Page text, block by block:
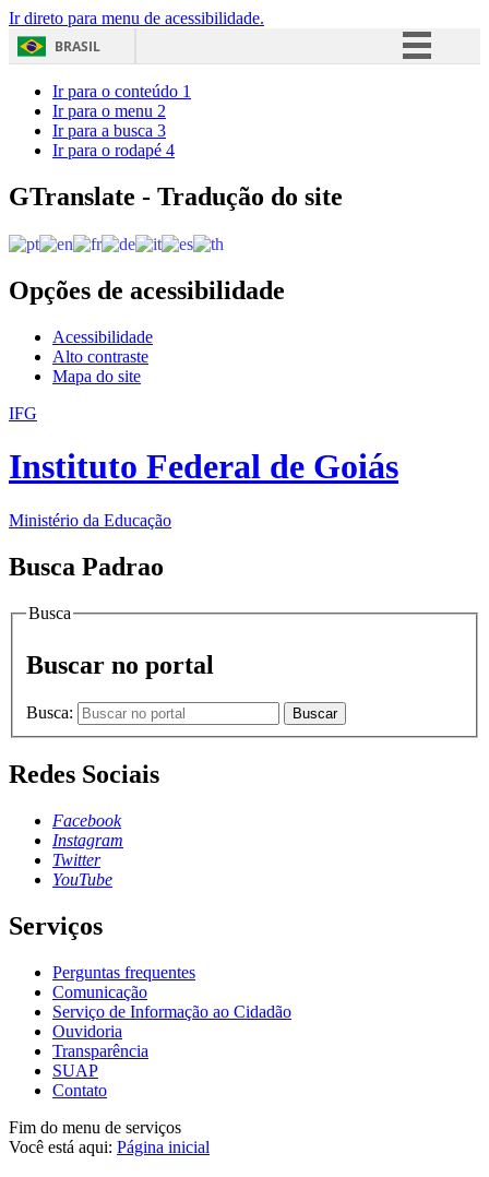
Ir direto para menu de acessibilidade.
BRASIL
Acesso à informação
Ir para o conteúdo 1
Ir para o menu 2
Ir para a busca 3
Ir para o rodapé 4
GTranslate - Tradução do site
Opções de acessibilidade
Acessibilidade
Alto contraste
Mapa do site
IFG
Instituto Federal de Goiás
Ministério da Educação
Busca Padrao
Busca
Buscar no portal
Busca: Buscar
Redes Sociais
Facebook
Instagram
Twitter
YouTube
Serviços
Perguntas frequentes
Comunicação
Serviço de Informação ao Cidadão
Ouvidoria
Transparência
SUAP
Contato
Fim do menu de serviços
Você está aqui: Página inicial